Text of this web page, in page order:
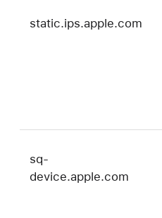
static.ips.apple.com
sq-
device.apple.com